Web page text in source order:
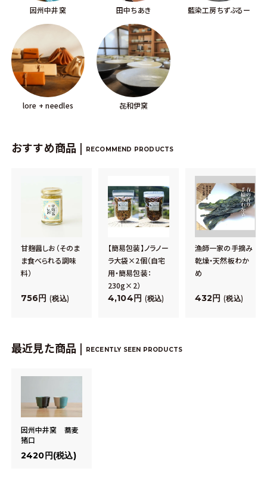
因州中井窯 田中ちあき 藍染工房ちずぶるー
lore + needles 㐂和伊窯
おすすめ商品 | RECOMMEND PRODUCTS
甘麹醤しお（そのま
ま食べられる調味
料）
756 税込
【簡易包装】ノラノー
ラ大袋×2個（自宅
用・簡易包装：
230g×2）
4,104 税込
漁師一家の手摘み
乾燥・天然板わか
め
432 税込
最近見た商品 | RECENTLY SEEN PRODUCTS
因州中井窯 蕎麦
猪口
2420円(税込)